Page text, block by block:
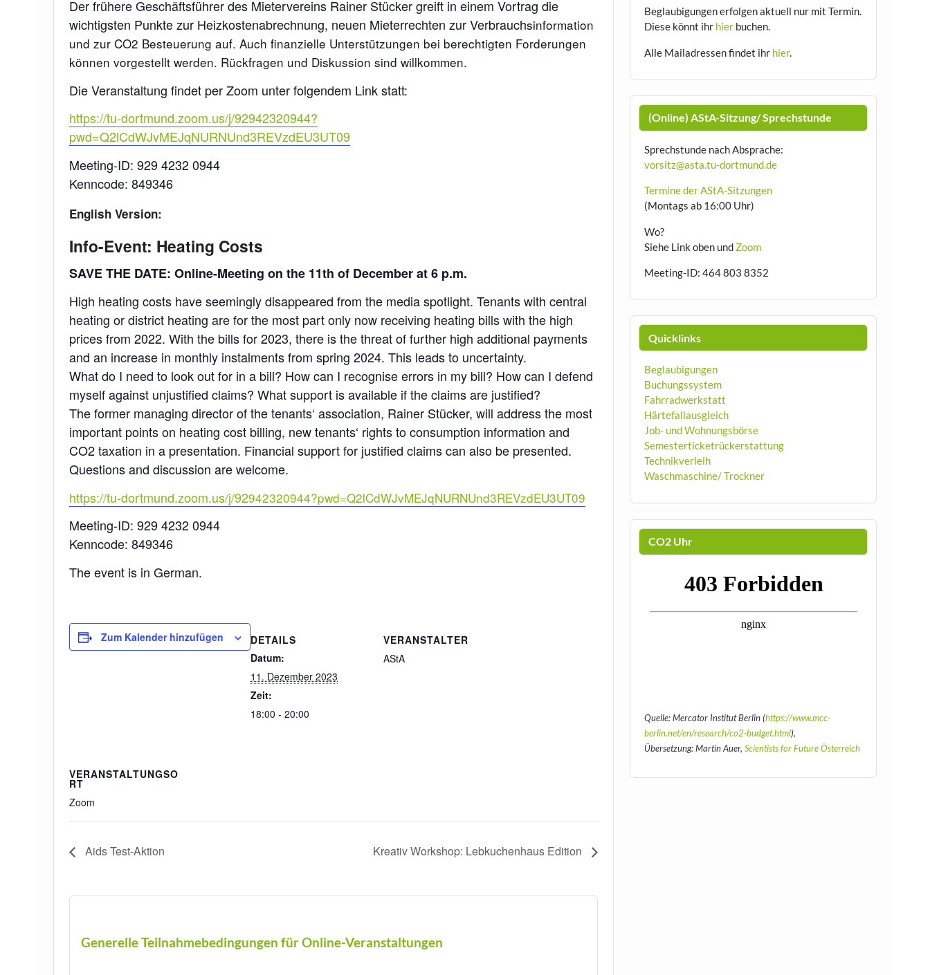
Der frühere Geschäftsführer des Mietervereins Rainer Stücker greift in einem Vortrag die
wichtigsten Punkte zur Heizkostenabrechnung, neuen Mieterrechten zur Verbrauchsinformation
und zur CO2 Besteuerung auf. Auch finanzielle Unterstützungen bei berechtigten Forderungen
können vorgestellt werden. Rückfragen und Diskussion sind willkommen.
Die Veranstaltung findet per Zoom unter folgendem Link statt:
https://tu-dortmund.zoom.us/j/92942320944?
pwd=Q2lCdWJvMEJqNURNUnd3REVzdEU3UT09
Meeting-ID: 929 4232 0944
Kenncode: 849346
English Version:
Info-Event: Heating Costs
SAVE THE DATE: Online-Meeting on the 11th of December at 6 p.m.
High heating costs have seemingly disappeared from the media spotlight. Tenants with central
heating or district heating are for the most part only now receiving heating bills with the high
prices from 2022. With the bills for 2023, there is the threat of further high additional payments
and an increase in monthly instalments from spring 2024. This leads to uncertainty.
What do I need to look out for in a bill? How can I recognise errors in my bill? How can I defend
myself against unjustified claims? What support is available if the claims are justified?
The former managing director of the tenants‘ association, Rainer Stücker, will address the most
important points on heating cost billing, new tenants‘ rights to consumption information and
CO2 taxation in a presentation. Financial support for justified claims can also be presented.
Questions and discussion are welcome.
https://tu-dortmund.zoom.us/j/92942320944?pwd=Q2lCdWJvMEJqNURNUnd3REVzdEU3UT09
Meeting-ID: 929 4232 0944
Kenncode: 849346
The event is in German.
Zum Kalender hinzufügen
DETAILS
Datum:
11. Dezember 2023
Zeit:
18:00 - 20:00
VERANSTALTER
AStA
VERANSTALTUNGSO
RT
Zoom
Aids Test-Aktion Kreativ Workshop: Lebkuchenhaus Edition
Generelle Teilnahmebedingungen für Online-Veranstaltungen
Beglaubigungen erfolgen aktuell nur mit Termin.
Diese könnt ihr hierbuchen.
Alle Mailadressen findet ihr hier.
(Online) AStA-Sitzung/ Sprechstunde
Sprechstunde nach Absprache:
vorsitz@asta.tu-dortmund.de
Termine der AStA-Sitzungen
(Montags ab 16:00 Uhr)
Wo?
Siehe Link oben und Zoom
Meeting-ID: 464 803 8352
Quicklinks
Beglaubigungen
Buchungssystem
Fahrradwerkstatt
Härtefallausgleich
Job- und Wohnungsbörse
Semesterticketrückerstattung
Technikverleih
Waschmaschine/ Trockner
CO2 Uhr
Quelle: Mercator Institut Berlin (https://www.mcc-
berlin.net/en/research/co2-budget.html),
Übersetzung: Martin Auer, Scientists for Future Österreich